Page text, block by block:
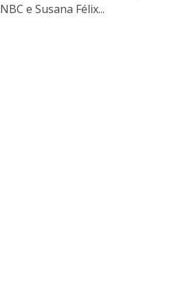
NBC e Susana Félix...